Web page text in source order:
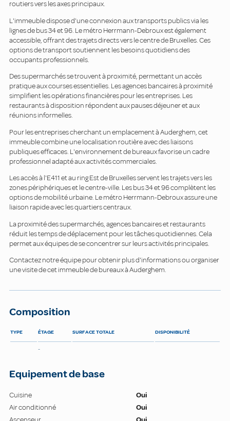
routiers vers les axes principaux.
L'immeuble dispose d'une connexion aux transports publics via les
lignes de bus 34 et 96. Le métro Herrmann-Debroux est également
accessible, offrant des trajets directs vers le centre de Bruxelles. Ces
options de transport soutiennent les besoins quotidiens des
occupants professionnels.
Des supermarchés se trouvent à proximité, permettant un accès
pratique aux courses essentielles. Les agences bancaires à proximité
simplifient les opérations financières pour les entreprises. Les
restaurants à disposition répondent aux pauses déjeuner et aux
réunions informelles.
Pour les entreprises cherchant un emplacement à Auderghem, cet
immeuble combine une localisation routière avec des liaisons
publiques efficaces. L'environnement de bureaux favorise un cadre
professionnel adapté aux activités commerciales.
Les accès à l'E411 et au ring Est de Bruxelles servent les trajets vers les
zones périphériques et le centre-ville. Les bus 34 et 96 complètent les
options de mobilité urbaine. Le métro Herrmann-Debroux assure une
liaison rapide avec les quartiers centraux.
La proximité des supermarchés, agences bancaires et restaurants
réduit les temps de déplacement pour les tâches quotidiennes. Cela
permet aux équipes de se concentrer sur leurs activités principales.
Contactez notre équipe pour obtenir plus d'informations ou organiser
une visite de cet immeuble de bureaux à Auderghem.
Composition
TYPE ÉTAGE SURFACE TOTALE DISPONIBILITÉ
-
Equipement de base
Cuisine
Oui
Air conditionné
Oui